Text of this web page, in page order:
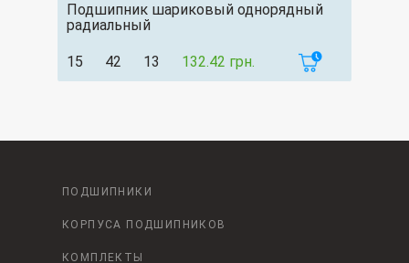
Подшипник шариковый однорядный
радиальный
15 42 13 132.42 грн.
ПОДШИПНИКИ
КОРПУСА ПОДШИПНИКОВ
КОМПЛЕКТЫ